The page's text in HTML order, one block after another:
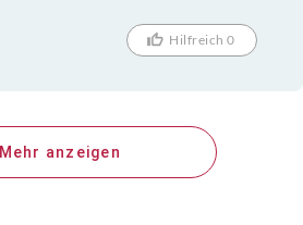
Hilfreich 0
Mehr anzeigen